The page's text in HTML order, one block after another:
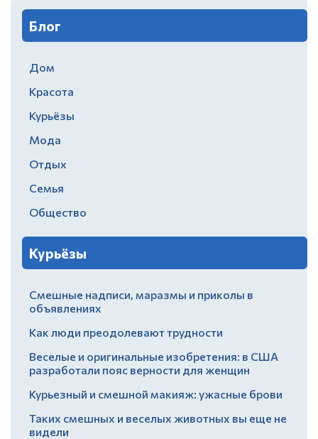
Блог
Дом
Красота
Курьёзы
Мода
Отдых
Семья
Общество
Курьёзы
Смешные надписи, маразмы и приколы в
объявлениях
Как люди преодолевают трудности
Веселые и оригинальные изобретения: в США
разработали пояс верности для женщин
Курьезный и смешной макияж: ужасные брови
Таких смешных и веселых животных вы еще не
видели